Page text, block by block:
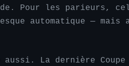
Pour les parieurs,
automatique —
aussi. La dernière